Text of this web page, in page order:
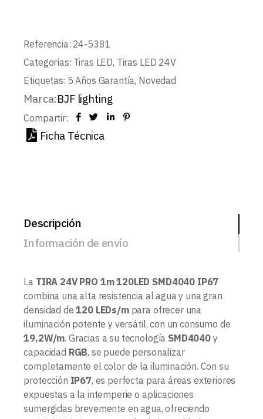
Referencia: 24-5381
Categorías: Tiras LED, Tiras LED 24V
Etiquetas: 5 Años Garantía, Novedad
Marca:BJF lighting
Compartir:
Ficha Técnica
Descripción
Información de envío
La TIRA 24V PRO 1m 120LED SMD4040 IP67
combina una alta resistencia al agua y una gran
densidad de120 LEDs/mpara ofrecer una
iluminación potente y versátil, con un consumo de
19,2W/m. Gracias a su tecnología SMD4040y
capacidad RGB, se puede personalizar
completamente el color de la iluminación. Con su
protección IP67, es perfecta para áreas exteriores
expuestas a la intemperie o aplicaciones
sumergidas brevemente en agua, ofreciendo